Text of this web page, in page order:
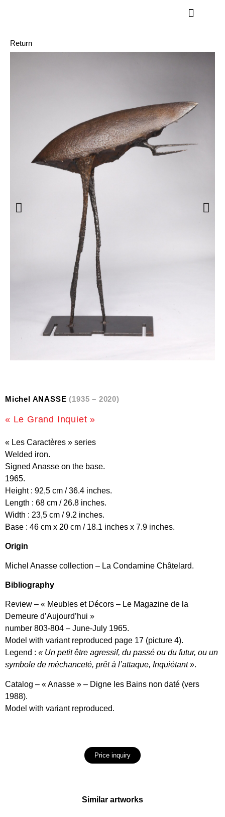
Return
Michel ANASSE (1935 – 2020)
« Le Grand Inquiet »
« Les Caractères » series
Welded iron.
Signed Anasse on the base.
1965.
Height : 92,5 cm / 36.4 inches.
Length : 68 cm / 26.8 inches.
Width : 23,5 cm / 9.2 inches.
Base : 46 cm x 20 cm / 18.1 inches x 7.9 inches.
Origin
Michel Anasse collection – La Condamine Châtelard.
Bibliography
Review – « Meubles et Décors – Le Magazine de la
Demeure d’Aujourd’hui »
number 803-804 – June-July 1965.
Model with variant reproduced page 17 (picture 4).
Legend : « Un petit être agressif, du passé ou du futur, ou un
symbole de méchanceté, prêt à l’attaque, Inquiétant ».
Catalog – « Anasse » – Digne les Bains non daté (vers
1988).
Model with variant reproduced.
Price inquiry
Similar artworks